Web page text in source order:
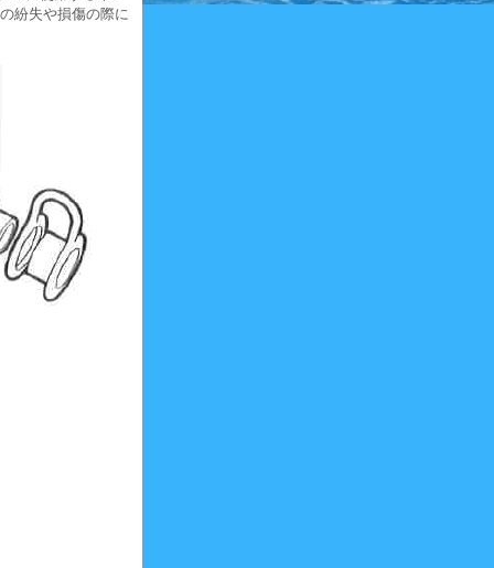
紛失や損傷の際に